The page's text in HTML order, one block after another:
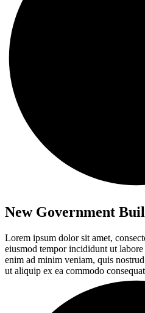
New Government
Lorem ipsum dolor sit amet,
eiusmod tempor incididunt ut
enim ad minim veniam, quis
ut aliquip ex ea commodo consequat